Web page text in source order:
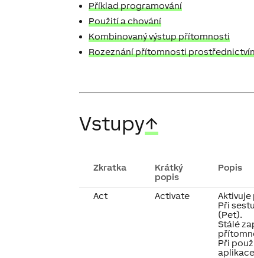
Příklad programování
Použití a chování
Kombinovaný výstup přítomnosti
Rozeznání přítomnosti
Vstupy↑
Zkratka
Krátký
popis
Popis
Act
Activate
Při
(Pet).
Stálé
Při